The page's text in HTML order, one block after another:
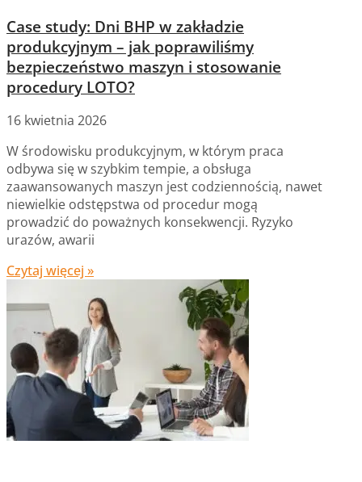
Case study: Dni BHP w zakładzie
produkcyjnym – jak poprawiliśmy
bezpieczeństwo maszyn i stosowanie
procedury LOTO?
16 kwietnia 2026
W środowisku produkcyjnym, w którym praca
odbywa się w szybkim tempie, a obsługa
zaawansowanych maszyn jest codziennością, nawet
niewielkie odstępstwa od procedur mogą
prowadzić do poważnych konsekwencji. Ryzyko
urazów, awarii
Czytaj więcej »